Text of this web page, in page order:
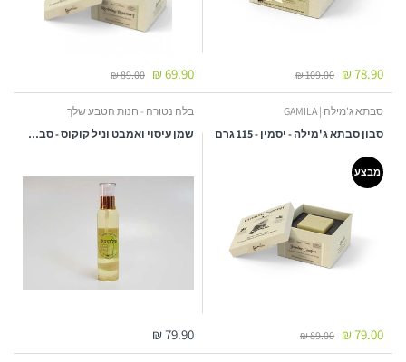
78.90 ₪
109.00 ₪
69.90 ₪
89.00 ₪
סבתא ג'מילה | GAMILA
סבון סבתא ג'מילה - יסמין - 115 גרם
מבצע
79.00 ₪
89.00 ₪
בלה נטורה - חנות הטבע שלך
שמן עיסוי ואמבט וניל קוקוס - סבתא ג'מילה 150 ml
79.90 ₪